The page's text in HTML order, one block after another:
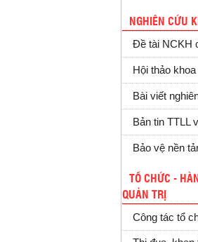
NGHIÊN CỨU
Đề tài NCKH
Hội thảo khoa
Bài viết
Bản tin TTLL
Bảo vệ nền
TỔ CHỨC -
QUẢN TRỊ
Công tác tổ